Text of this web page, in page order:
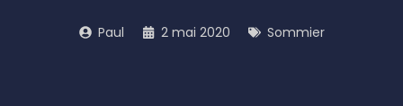
Paul 2 mai 2020 Sommier